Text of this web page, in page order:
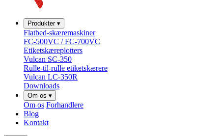
Produkter ▾
Flatbed-skæremaskiner
FC-500VC / FC-700VC
Etiketskæreplotters
Vulcan SC-350
Rulle-til-rulle etiketskærere
Vulcan LC-350R
Downloads
Om os ▾
Om os Forhandlere
Blog
Kontakt